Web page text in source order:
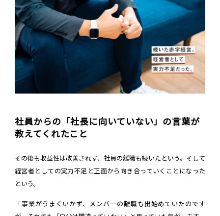
社員からの「社長に向いていない」の言葉が
教えてくれたこと
その後も収益性は改善されず、社員の離職も続いたという。そして
経営者としての実力不足と正面から向き合っていくことになった
という。
「事業がうまくいかず、メンバーの離職も出始めていたのです